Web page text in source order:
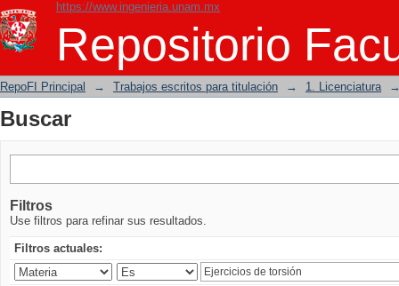
https://www.ingenieria.unam.mx
Repositorio
Buscar
RepoFI Principal → Trabajos escritos para titulación → 1. Licenciatura
Buscar
Filtros
Use filtros para refinar sus resultados.
Filtros actuales: